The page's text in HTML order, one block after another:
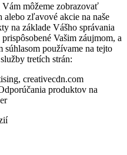
môžeme zobrazovať
alebo zľavové akcie na naše
na základe Vášho správania
Vašim záujmom, a
súhlasom používame na tejto
tretích strán:
creativecdn.com
produktov na